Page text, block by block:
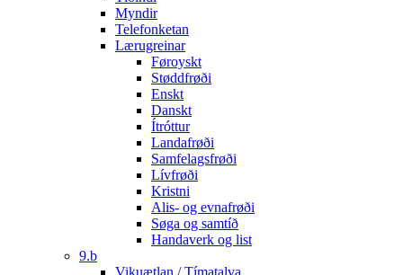
Myndir
Telefonketan
Lærugreinar
Føroyskt
Støddfrøði
Enskt
Danskt
Ítróttur
Landafrøði
Samfelagsfrøði
Lívfrøði
Kristni
Alis- og evnafrøði
Søga og samtíð
Handaverk og list
9.b
Vikuætlan / Tímatalva